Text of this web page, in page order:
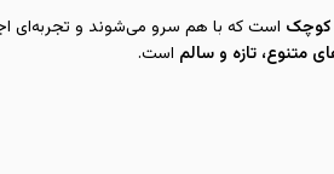
کوچک است که با هم سرو می‌شوند و تجربه‌ای
متنوع، تازه و سالم است.